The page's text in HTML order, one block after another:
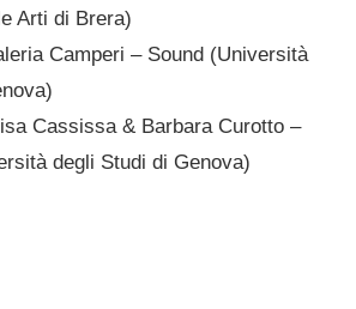
Arti di Brera)
Camperi – Sound (Università
Cassissa & Barbara Curotto –
degli Studi di Genova)